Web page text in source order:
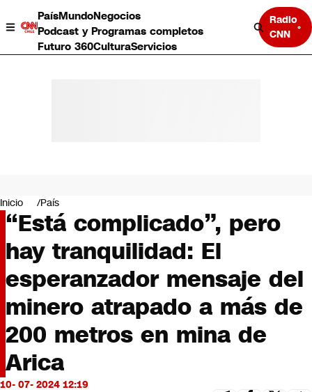
PaísMundoNegocios
Podcast y Programas completos
Futuro 360CulturaServicios
Radio
CNN
Negocios
Deportes
Programas completos
Cultura
Servicios
Bits
CNN Data
CNN tiempo
Futuro 360
Opinión
Inicio País
“Está complicado”, pero
hay tranquilidad: El
esperanzador mensaje del
minero atrapado a más de
200 metros en mina de
Arica
10- 07- 2024 12:19